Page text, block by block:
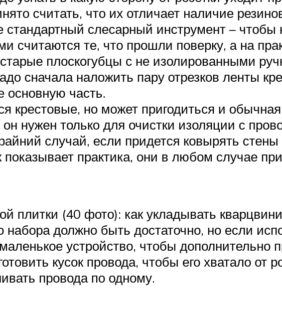
считать, что их отличает наличие
слесарный инструмент – чтобы
считаются те, что прошли поверку, а на
плоскогубцы с не изолированными
сначала наложить пару отрезков ленты
основную часть.
крестовые, но может пригодиться и
нужен только для очистки изоляции с
случай, если придется ковырять стены
практика, они в любом случае
плитки (40 фото): как укладывать
должно быть достаточно, но если
устройство, чтобы дополнительно
кусок провода, чтобы его хватало от
провода по одному.